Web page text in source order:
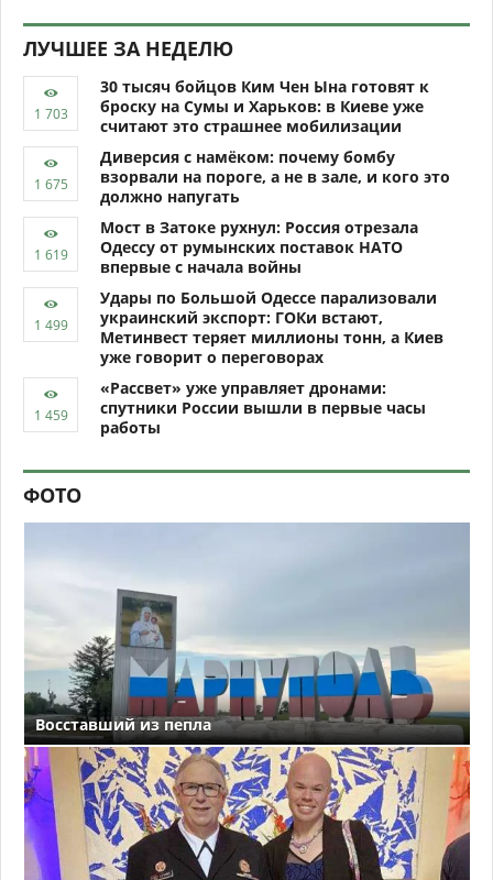
ЛУЧШЕЕ ЗА НЕДЕЛЮ
30 тысяч бойцов Ким Чен Ына готовят к
броску на Сумы и Харьков: в Киеве уже
считают это страшнее мобилизации
Диверсия с намёком: почему бомбу
взорвали на пороге, а не в зале, и кого это
должно напугать
Мост в Затоке рухнул: Россия отрезала
Одессу от румынских поставок НАТО
впервые с начала войны
Удары по Большой Одессе парализовали
украинский экспорт: ГОКи встают,
Метинвест теряет миллионы тонн, а Киев
уже говорит о переговорах
«Рассвет» уже управляет дронами:
спутники России вышли в первые часы
работы
ФОТО
Восставший из пепла